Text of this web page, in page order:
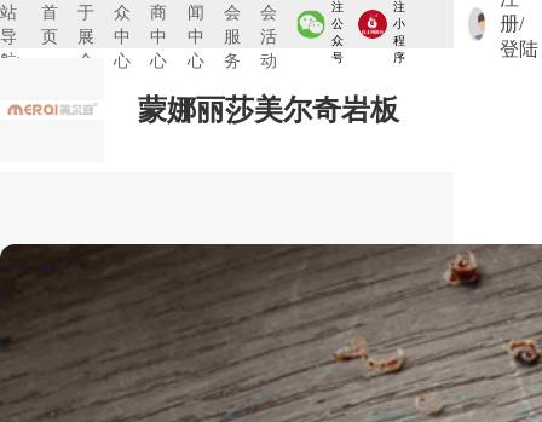
站
导
航:
首
页
于
展
会
众
中
心
商
中
心
闻
中
心
会
服
务
会
活
动
注
公
众
号
注
小
程
序
册/
登陆
蒙娜丽莎美尔奇岩板